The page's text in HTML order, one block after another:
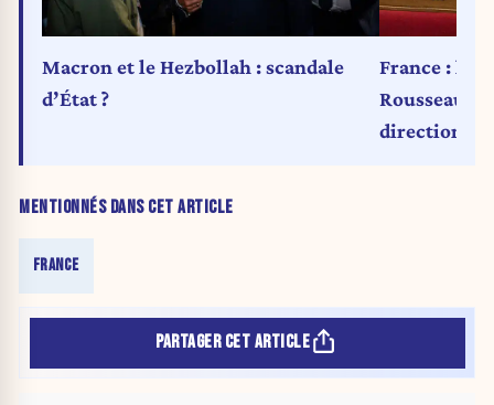
MENTIONNÉS DANS CET ARTICLE
FRANCE
Macron et le Hezbollah : scandale
d’État ?
France :
Rousseau
direction du
PARTAGER CET ARTICLE